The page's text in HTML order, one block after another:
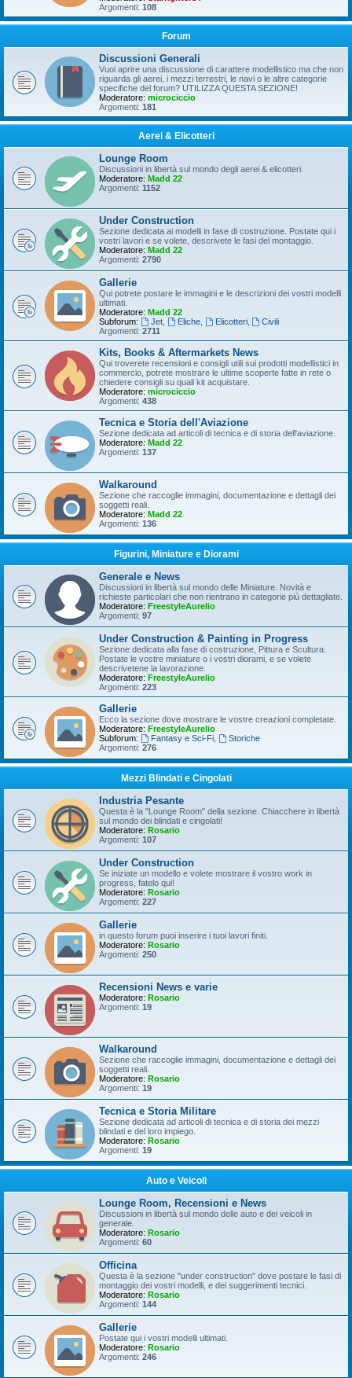
Argomenti: 108
Forum
Discussioni Generali
Vuoi aprire una discussione di carattere modellistico ma che non
riguarda gli aerei, i mezzi terrestri, le navi o le altre categorie
specifiche del forum? UTILIZZA QUESTA SEZIONE!
Moderatore: microciccio
Argomenti: 181
Aerei & Elicotteri
Lounge Room
Discussioni in libertà sul mondo degli aerei & elicotteri.
Moderatore: Madd 22
Argomenti: 1152
Under Construction
Sezione dedicata ai modelli in fase di costruzione. Postate qui i
vostri lavori e se volete, descrivete le fasi del montaggio.
Moderatore: Madd 22
Argomenti: 2790
Gallerie
Qui potrete postare le immagini e le descrizioni dei vostri modelli
ultimati.
Moderatore: Madd 22
Subforum:
Jet, Eliche, Elicotteri,
Civili
Argomenti: 2711
Kits, Books & Aftermarkets News
Qui troverete recensioni e consigli utili sui prodotti modellistici in
commercio, potrete mostrare le ultime scoperte fatte in rete o
chiedere consigli su quali kit acquistare.
Moderatore: microciccio
Argomenti: 438
Tecnica e Storia dell'Aviazione
Sezione dedicata ad articoli di tecnica e di storia dell'aviazione.
Moderatore: Madd 22
Argomenti: 137
Walkaround
Sezione che raccoglie immagini, documentazione e dettagli dei
soggetti reali.
Moderatore: Madd 22
Argomenti: 136
Figurini, Miniature e Diorami
Generale e News
Discussioni in libertà sul mondo delle Miniature. Novità e
richieste particolari che non rientrano in categorie più dettagliate.
Moderatore: FreestyleAurelio
Argomenti: 97
Under Construction & Painting in Progress
Sezione dedicata alla fase di costruzione, Pittura e Scultura.
Postate le vostre miniature o i vostri diorami, e se volete
descrivetene la lavorazione.
Moderatore: FreestyleAurelio
Argomenti: 223
Gallerie
Ecco la sezione dove mostrare le vostre creazioni completate.
Moderatore: FreestyleAurelio
Subforum:
Fantasy e Sci-Fi,
Storiche
Argomenti: 276
Mezzi Blindati e Cingolati
Industria Pesante
Questa è la "Lounge Room" della sezione. Chiacchere in libertà
sul mondo dei blindati e cingolati!
Moderatore: Rosario
Argomenti: 107
Under Construction
Se iniziate un modello e volete mostrare il vostro work in
progress, fatelo qui!
Moderatore: Rosario
Argomenti: 227
Gallerie
in questo forum puoi inserire i tuoi lavori finiti.
Moderatore: Rosario
Argomenti: 250
Recensioni News e varie
Moderatore: Rosario
Argomenti: 19
Walkaround
Sezione che raccoglie immagini, documentazione e dettagli dei
soggetti reali.
Moderatore: Rosario
Argomenti: 19
Tecnica e Storia Militare
Sezione dedicata ad articoli di tecnica e di storia dei mezzi
blindati e del loro impiego.
Moderatore: Rosario
Argomenti: 19
Auto e Veicoli
Lounge Room, Recensioni e News
Discussioni in libertà sul mondo delle auto e dei veicoli in
generale.
Moderatore: Rosario
Argomenti: 60
Officina
Questa è la sezione "under construction" dove postare le fasi di
montaggio dei vostri modelli, e dei suggerimenti tecnici.
Moderatore: Rosario
Argomenti: 144
Gallerie
Postate qui i vostri modelli ultimati.
Moderatore: Rosario
Argomenti: 246